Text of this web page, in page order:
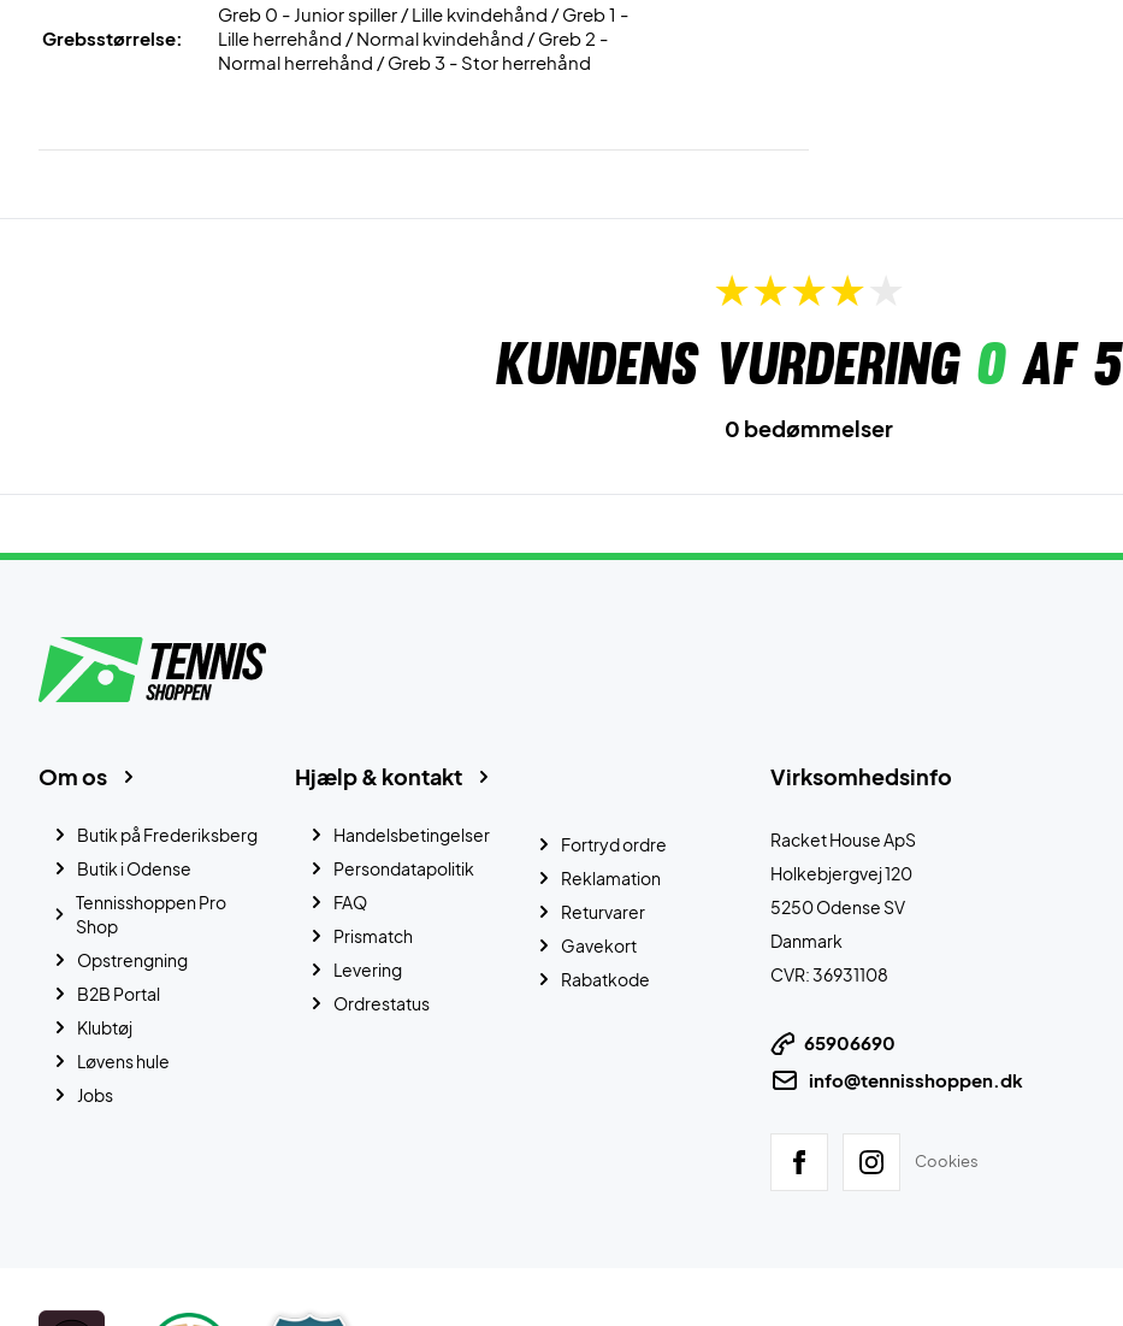
Grebsstørrelse:
Greb 0 - Junior spiller / Lille kvindehånd / Greb 1 -
Lille herrehånd / Normal kvindehånd / Greb 2 -
Normal herrehånd / Greb 3 - Stor herrehånd
Kundens vurdering 0af 5
0 bedømmelser
Virksomhedsinfo
Racket House ApS
Holkebjergvej 120
5250 Odense SV
Danmark
CVR: 36931108
65906690
info@tennisshoppen.dk
Cookies
Hjælp & kontakt
Handelsbetingelser
Persondatapolitik
FAQ
Prismatch
Levering
Ordrestatus
Fortryd ordre
Reklamation
Returvarer
Gavekort
Rabatkode
Om os
Butik på Frederiksberg
Butik i Odense
Tennisshoppen Pro
Shop
Opstrengning
B2B Portal
Klubtøj
Løvens hule
Jobs